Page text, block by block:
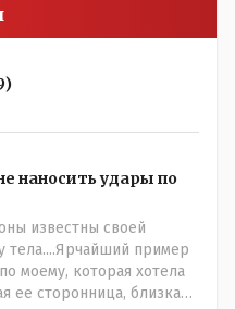
наносить удары по
известны своей
тела....Ярчайший пример
моему, которая хотела
ее сторонница, близкая